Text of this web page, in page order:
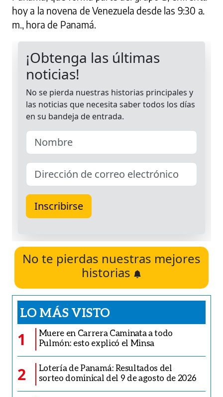
hoy a la novena de Venezuela desde las 9:30 a.
m., hora de Panamá.
No te pierdas nuestras mejores
historias
LO MÁS VISTO
1
Muere en Carrera Caminata a todo
Pulmón: esto explicó el Minsa
2
Lotería de Panamá: Resultados del
sorteo dominical del 9 de agosto de 2026